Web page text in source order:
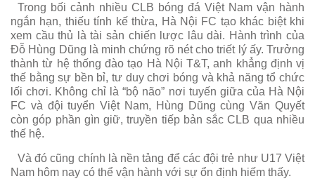
Trong bối cảnh nhiều CLB bóng đá Việt Nam vận hành
ngắn hạn, thiếu tính kế thừa, Hà Nội FC tạo khác biệt khi
xem cầu thủ là tài sản chiến lược lâu dài. Hành trình của
Đỗ Hùng Dũng là minh chứng rõ nét cho triết lý ấy. Trưởng
thành từ hệ thống đào tạo Hà Nội T&T, anh khẳng định vị
thế bằng sự bền bỉ, tư duy chơi bóng và khả năng tổ chức
lối chơi. Không chỉ là “bộ não” nơi tuyến giữa của Hà Nội
FC và đội tuyển Việt Nam, Hùng Dũng cùng Văn Quyết
còn góp phần gìn giữ, truyền tiếp bản sắc CLB qua nhiều
thế hệ.
Và đó cũng chính là nền tảng để các đội trẻ như U17 Việt
Nam hôm nay có thể vận hành với sự ổn định hiếm thấy.